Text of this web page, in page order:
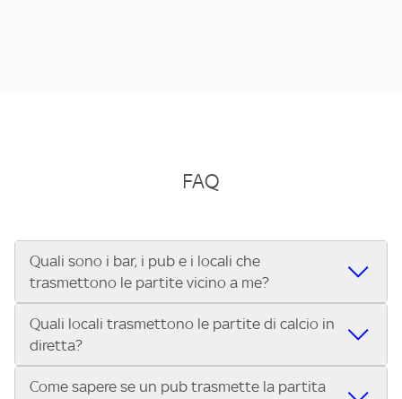
FAQ
Quali sono i bar, i pub e i locali che
trasmettono le partite vicino a me?
Se cerchi un bar, pub, ristorante o locale vicino a te per
vedere le partite di Serie A ENILIVE, la Serie C Sky Wifi, la
UEFA Champions League, la UEFA Europa League, la UEFA
Conference League, il Tennis, la Formula 1®, la MotoGP™ e
Quali locali trasmettono le partite di calcio in
diretta?
Vuoi sapere quali bar, pub o ristoranti mostrano le partite
Come sapere se un pub trasmette la partita